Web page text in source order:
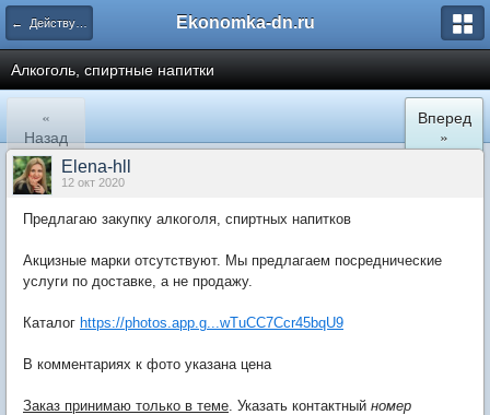
← Действующие закупки Ekonomka-dn.ru
Алкоголь, спиртные напитки
«
Назад
Вперед
»
Elena-hll
12 окт 2020
Предлагаю закупку алкоголя, спиртных напитков
Акцизные марки отсутствуют. Мы предлагаем посреднические
услуги по доставке, а не продажу.
Каталог https://photos.app.g...wTuCC7Ccr45bqU9
В комментариях к фото указана цена
Заказ принимаю только в теме. Указать контактный номер